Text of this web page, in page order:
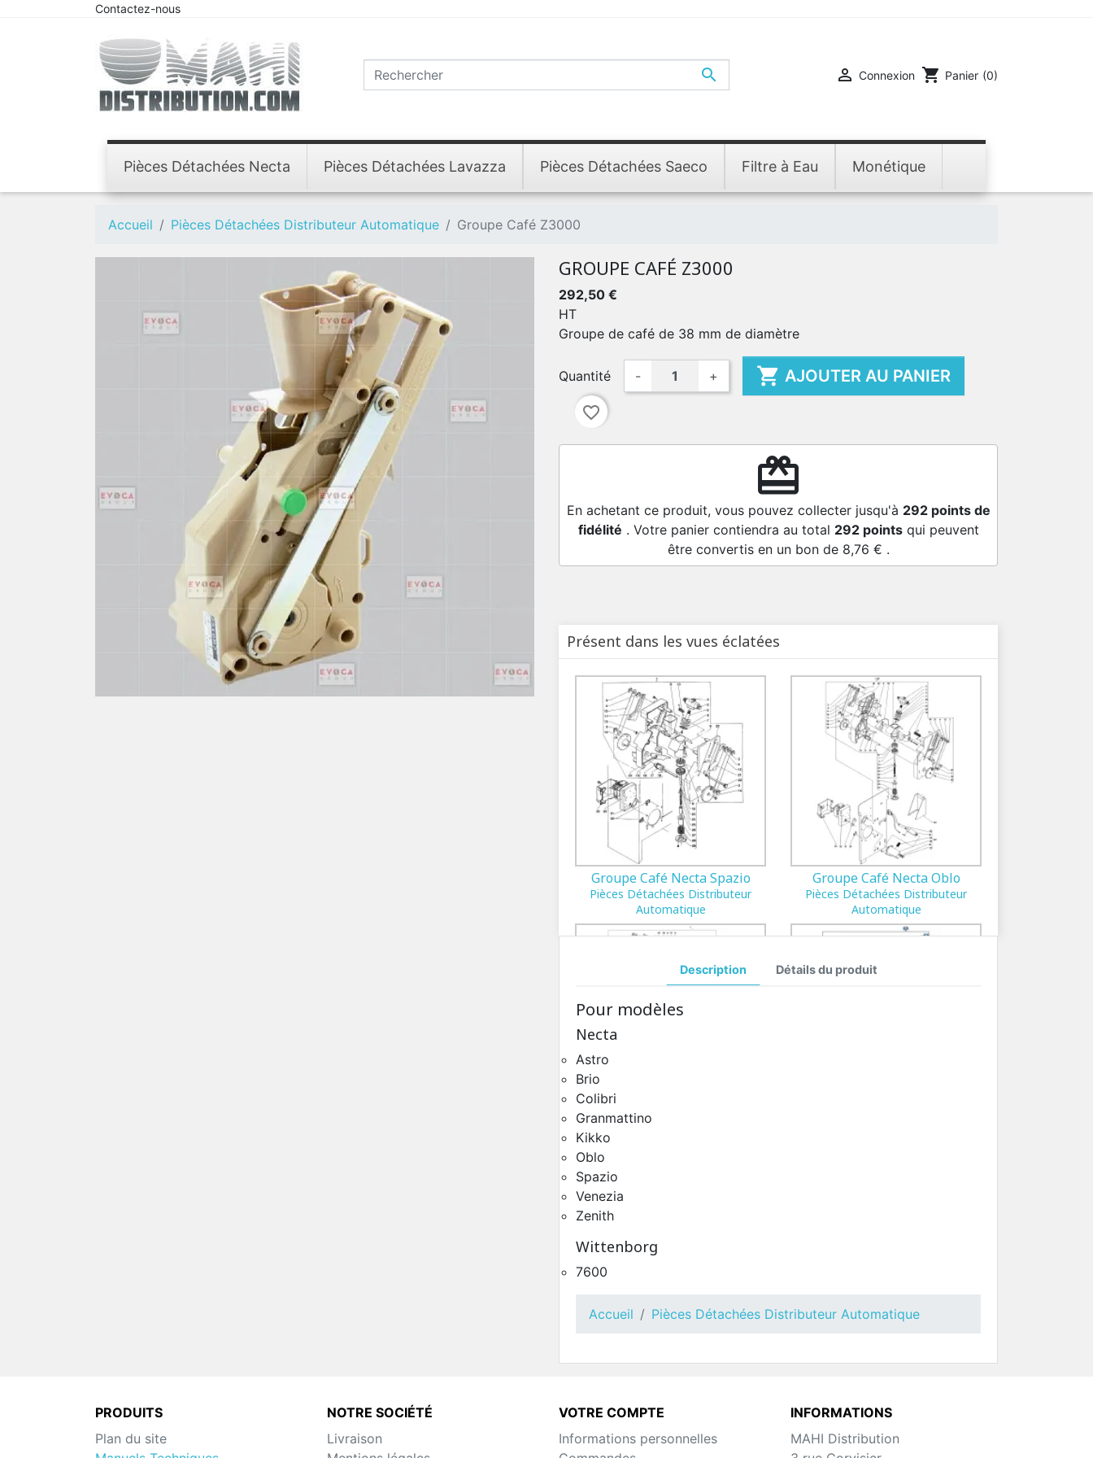
Contactez-nous
  Connexion shopping_cart Panier (0)
Pièces Détachées Necta Pièces Détachées Lavazza Pièces Détachées Saeco Filtre à Eau Monétique
Accueil Pièces Détachées Distributeur Automatique Groupe Café Z3000
GROUPE CAFÉ Z3000
292,50 €
HT
Groupe de café de 38 mm de diamètre
Quantité - +  AJOUTER AU PANIER
favorite_border
redeem
En achetant ce produit, vous pouvez collecter jusqu'à 292points de
fidélité . Votre panier contiendra au total 292pointsqui peuvent
être convertis en un bon de 8,76 € .
Présent dans les vues éclatées
Groupe Café Necta Spazio
Pièces Détachées Distributeur
Automatique
Groupe Café Necta Oblo
Pièces Détachées Distributeur
Automatique
Groupe Café Necta Zenith
Pièces Détachées Distributeur
Spazio
Pièces Détachées Distributeur
Automatique
Oblo
Pièces Détachées Distributeur
Automatique
Description Détails du produit
Pour modèles
Necta
Astro
Brio
Colibri
Granmattino
Kikko
Oblo
Spazio
Venezia
Zenith
Wittenborg
7600
Accueil Pièces Détachées Distributeur Automatique
PRODUITS
Plan du site
NOTRE SOCIÉTÉ
Livraison
VOTRE COMPTE
Informations personnelles
INFORMATIONS
MAHI Distribution